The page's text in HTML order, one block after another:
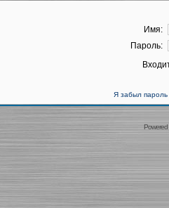
Имя:
Пароль:
Я забыл пароль